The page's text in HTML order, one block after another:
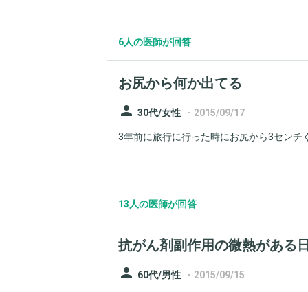
6人の医師が回答
お尻から何か出てる
person 30代/女性 - 2015/09/17
3年前に旅行に行った時にお尻から3センチ
13人の医師が回答
抗がん剤副作用の微熱がある
person 60代/男性 - 2015/09/15